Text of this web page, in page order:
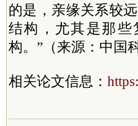
的是，亲缘关系较
结构，尤其是那
构。”（来源：中国
相关论文信息：